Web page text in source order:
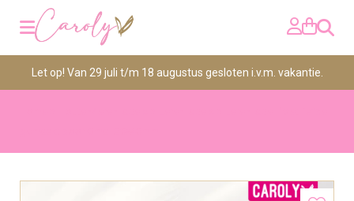
Zoeken
Let op! Van 29 juli t/m 18 augustus gesloten i.v.m. vakantie.